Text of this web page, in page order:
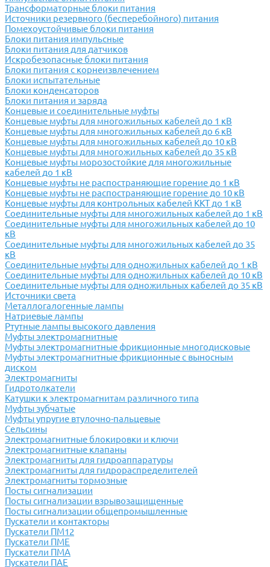
Трансформаторные блоки питания
Источники резервного (бесперебойного) питания
Помехоустойчивые блоки питания
Блоки питания импульсные
Блоки питания для датчиков
Искробезопасные блоки питания
Блоки питания с корнеизвлечением
Блоки испытательные
Блоки конденсаторов
Блоки питания и заряда
Концевые и соединительные муфты
Концевые муфты для многожильных кабелей до 1 кВ
Концевые муфты для многожильных кабелей до 6 кВ
Концевые муфты для многожильных кабелей до 10 кВ
Концевые муфты для многожильных кабелей до 35 кВ
Концевые муфты морозостойкие для многожильные
кабелей до 1 кВ
Концевые муфты не распостраняющие горение до 1 кВ
Концевые муфты не распостраняющие горение до 10 кВ
Концевые муфты для контрольных кабелей ККТ до 1 кВ
Соединительные муфты для многожильных кабелей до 1 кВ
Соединительные муфты для многожильных кабелей до 10
кВ
Соединительные муфты для многожильных кабелей до 35
кВ
Соединительные муфты для одножильных кабелей до 1 кВ
Соединительные муфты для одножильных кабелей до 10 кВ
Соединительные муфты для одножильных кабелей до 35 кВ
Источники света
Металлогалогенные лампы
Натриевые лампы
Ртутные лампы высокого давления
Муфты электромагнитные
Муфты электромагнитные фрикционные многодисковые
Муфты электромагнитные фрикционные с выносным
диском
Электромагниты
Гидротолкатели
Катушки к электромагнитам различного типа
Муфты зубчатые
Муфты упругие втулочно-пальцевые
Сельсины
Электромагнитные блокировки и ключи
Электромагнитные клапаны
Электромагниты для гидроаппаратуры
Электромагниты для гидрораспределителей
Электромагниты тормозные
Посты сигнализации
Посты сигнализации взрывозащищенные
Посты сигнализации общепромышленные
Пускатели и контакторы
Пускатели ПМ12
Пускатели ПМЕ
Пускатели ПМА
Пускатели ПАЕ